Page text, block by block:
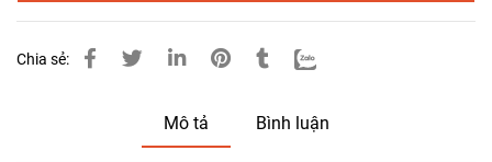
Chia sẻ:
Mô tả Bình luận